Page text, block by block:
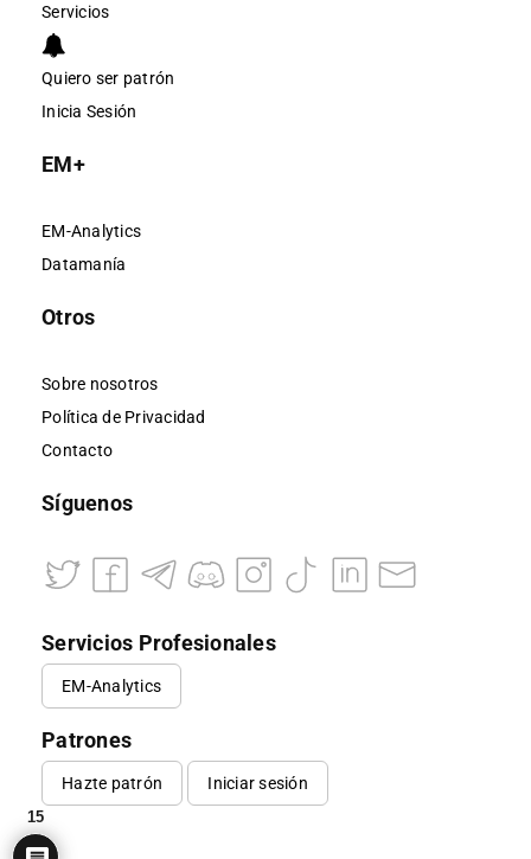
Servicios
Quiero ser patrón
Inicia Sesión
EM+
EM-Analytics
Datamanía
Otros
Sobre nosotros
Política de Privacidad
Contacto
Síguenos
Servicios Profesionales
EM-Analytics
Patrones
Hazte patrón Iniciar sesión
15